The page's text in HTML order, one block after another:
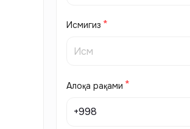
Исмигиз
Алоқа рақами